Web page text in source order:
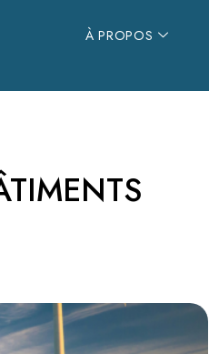
À PROPOS
À PROPOS